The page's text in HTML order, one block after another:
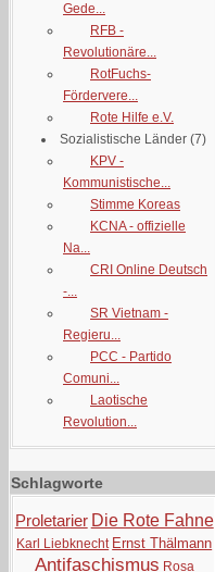
Gede...
RFB -
Revolutionäre...
RotFuchs-
Fördervere...
Rote Hilfe e.V.
Sozialistische Länder (7)
KPV -
Kommunistische...
Stimme Koreas
KCNA - offizielle
Na...
CRI Online Deutsch
-...
SR Vietnam -
Regieru...
PCC - Partido
Comuni...
Laotische
Revolution...
Schlagworte
Proletarier Die Rote Fahne
Karl Liebknecht Ernst Thälmann
Antifaschismus Rosa